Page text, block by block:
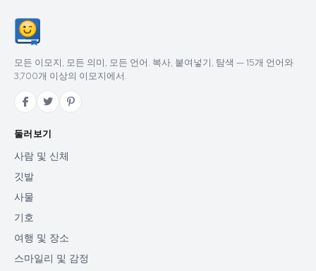
모든 이모지, 모든 의미, 모든 언어. 복사, 붙여넣기, 탐색 — 15개 언어와
3,700개 이상의 이모지에서.
둘러보기
사람 및 신체
깃발
사물
기호
여행 및 장소
스마일리 및 감정